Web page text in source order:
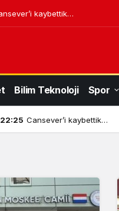
kaybettik…
Bilim Teknoloji Spor
22:25 Cansever’i kaybettik…